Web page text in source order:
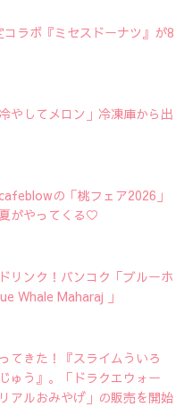
コラボ『ミセスドーナツ』が8
やしてメロン」冷凍庫から出
の「桃フェア2026」
がやってくる♡
リンク！バンコク「ブルーホ
Whale Maharaj 」
てきた！『スライムういろ
ゅう』。「ドラクエウォー
アルおみやげ」の販売を開始